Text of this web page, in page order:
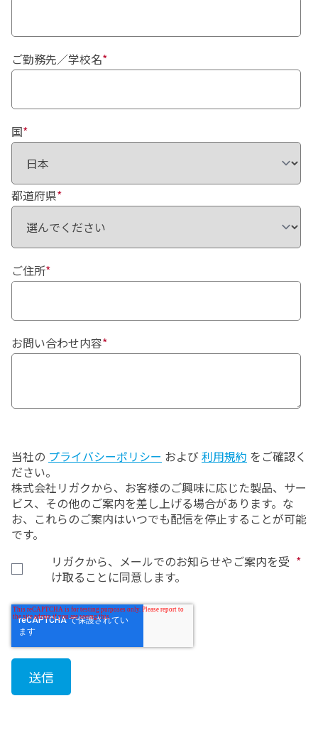
ご勤務先／学校名*
国*
都道府県*
ご住所*
お問い合わせ内容*
当社の プライバシーポリシー および 利用規約 をご確認く
ださい。
株式会社リガクから、お客様のご興味に応じた製品、サー
ビス、その他のご案内を差し上げる場合があります。な
お、これらのご案内はいつでも配信を停止することが可能
です。
リガクから、メールでのお知らせやご案内を受
け取ることに同意します。
*